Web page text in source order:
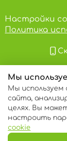
Настройки
Политика
Мы
Мы
сайта,
целях. Вы
настроить
cookie